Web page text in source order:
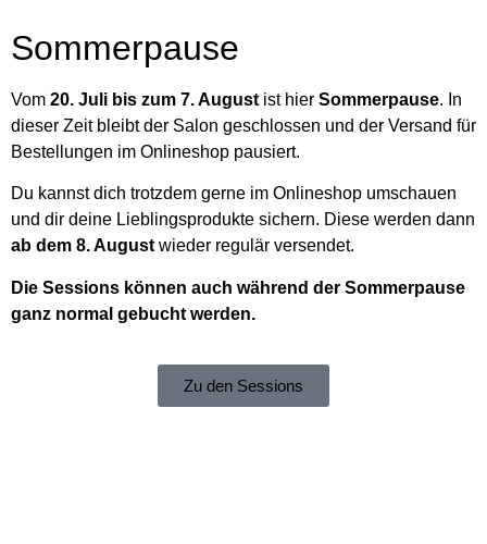
Sommerpause
Vom 20. Juli bis zum 7. August ist hier Sommerpause. In
dieser Zeit bleibt der Salon geschlossen und der Versand für
Bestellungen im Onlineshop pausiert.
Du kannst dich trotzdem gerne im Onlineshop umschauen
und dir deine Lieblingsprodukte sichern. Diese werden dann
ab dem 8. Augustwieder regulär versendet.
Die Sessions können auch während der Sommerpause
ganz normal gebucht werden.
Zu den Sessions